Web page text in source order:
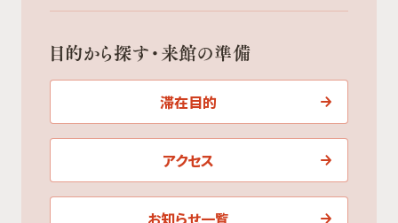
目的から探す・来館の準備
滞在目的
アクセス
お知らせ一覧